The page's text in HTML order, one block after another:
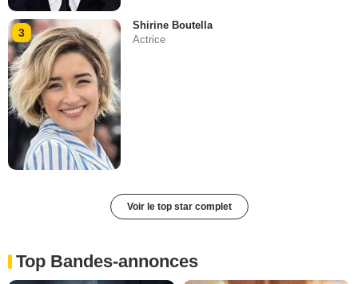
3
Shirine Boutella
Actrice
Voir le top star complet
Top Bandes-annonces